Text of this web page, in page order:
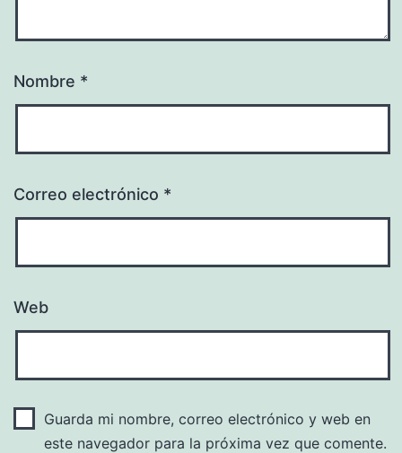
Nombre *
Correo electrónico *
Web
Guarda mi nombre, correo electrónico y web en
este navegador para la próxima vez que comente.